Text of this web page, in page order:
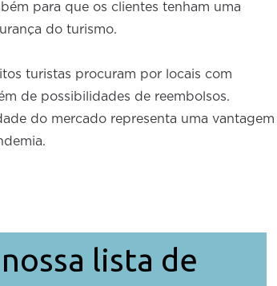
para que os clientes tenham uma
do turismo.
turistas procuram por locais com
de possibilidades de reembolsos.
do mercado representa uma vantagem
lista de